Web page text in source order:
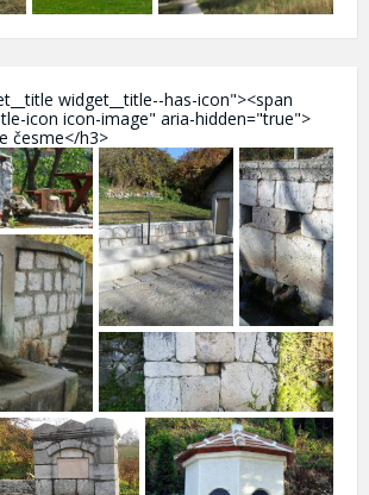
widget__title--has-icon"><span
icon icon-image" aria-hidden="true">
česme</h3>